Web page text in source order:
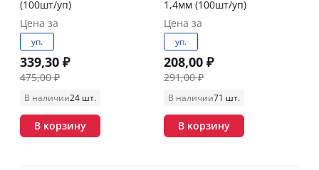
(100шт/уп)
Цена за
уп.
339,30 ₽
475,00 ₽
В наличии24 шт.
В корзину
1,4мм (100шт/уп)
Цена за
уп.
208,00 ₽
291,00 ₽
В наличии71 шт.
В корзину